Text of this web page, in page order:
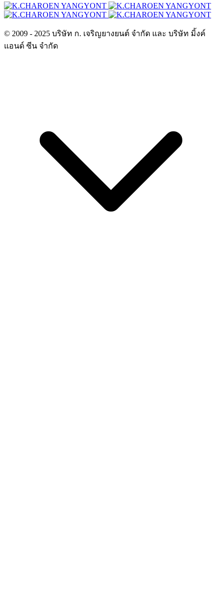
© 2009 - 2025 บริษัท ก. เจริญยางยนต์ จำกัด และ บริษัท มิ้งค์
แอนด์ ซีน จำกัด